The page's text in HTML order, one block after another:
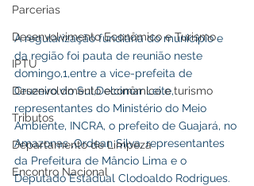
Parcerias
Desenvolvimento Econômico e Turismo
IPTU
Desenvolvimento econômico e turismo
Tributos
Departamento de Limpeza
Encontro Nacional
A regularização fundiária do município e
da região foi pauta de reunião neste
domingo,1,entre a vice-prefeita de
Cruzeiro do Sul,Delcimar Leite,
representantes do Ministério do Meio
Ambiente, INCRA, o prefeito de Guajará, no
Amazonas ,Ordean Silva, representantes
da Prefeitura de Mâncio Lima e o
Deputado Estadual Clodoaldo Rodrigues.